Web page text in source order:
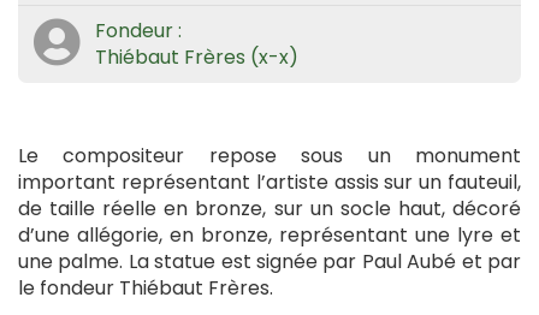
Fondeur :
Thiébaut Frères (x-x)
Le compositeur repose sous un monument
important représentant l’artiste assis sur un fauteuil,
de taille réelle en bronze, sur un socle haut, décoré
d’une allégorie, en bronze, représentant une lyre et
une palme. La statue est signée par Paul Aubé et par
le fondeur Thiébaut Frères.